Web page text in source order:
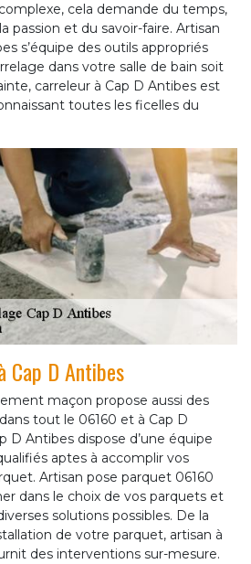
cela demande du temps,
passion et du savoir-faire. Artisan
s’équipe des outils appropriés
dans votre salle de bain soit
carreleur à Cap D Antibes est
toutes les ficelles du
Cap D Antibes
maçon propose aussi des
tout le 06160 et à Cap D
D Antibes dispose d’une équipe
aptes à accomplir vos
Artisan pose parquet 06160
dans le choix de vos parquets et
solutions possibles. De la
de votre parquet, artisan à
des interventions sur-mesure.